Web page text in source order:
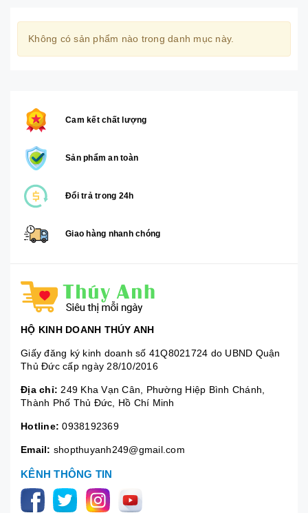
Không có sản phẩm nào trong danh mục này.
Cam kết chất lượng
Sản phẩm an toàn
Đổi trả trong 24h
Giao hàng nhanh chóng
HỘ KINH DOANH THÚY ANH
Giấy đăng ký kinh doanh số 41Q8021724 do UBND Quận
Thủ Đức cấp ngày 28/10/2016
Địa chỉ: 249 Kha Vạn Cân, Phường Hiệp Bình Chánh,
Thành Phố Thủ Đức, Hồ Chí Minh
Hotline: 0938192369
Email: shopthuyanh249@gmail.com
KÊNH THÔNG TIN